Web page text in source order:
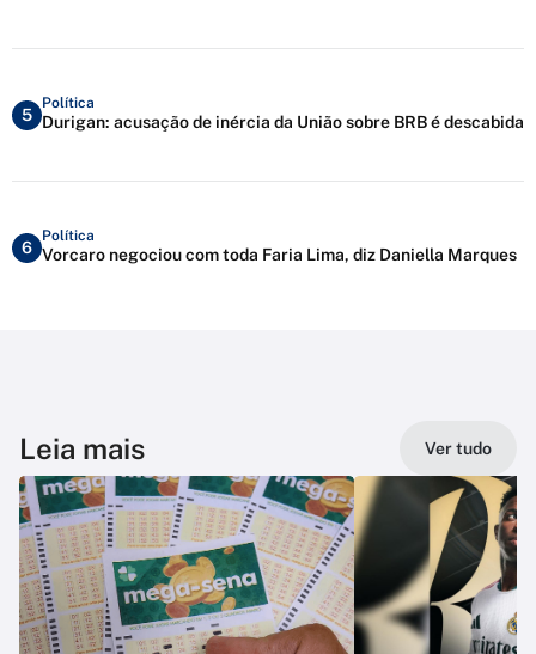
5
Política
Durigan: acusação de inércia da União sobre BRB é descabida
6
Política
Vorcaro negociou com toda Faria Lima, diz Daniella Marques
Leia mais Ver tudo